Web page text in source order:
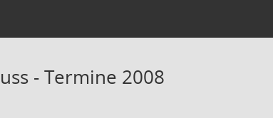
- Termine 2008